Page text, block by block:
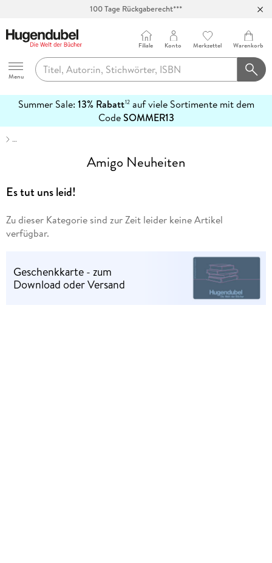
100 Tage Rückgaberecht***
Hugendubel
Menu
Filiale Konto Merkzettel Warenkorb
Summer Sale: 13% Rabatt12auf viele Sortimente mit dem
CodeSOMMER13
erfahren
…
Amigo Neuheiten
Es tut uns leid!
Zu dieser Kategorie sind zur Zeit leider keine Artikel
verfügbar.
Geschenkkarte - zum
Download oder Versand